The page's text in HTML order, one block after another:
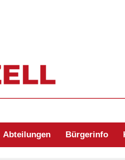
Abteilungen Bürgerinfo